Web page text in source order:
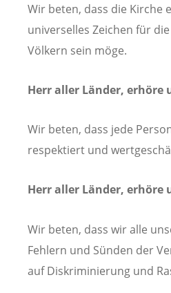
Wir beten, dass die Kirche
universelles Zeichen für
Völkern sein möge.
Herr aller Länder, erhöre
Wir beten, dass jede
respektiert und
Herr aller Länder, erhöre
Wir beten, dass wir alle
Fehlern und Sünden der
auf Diskriminierung und